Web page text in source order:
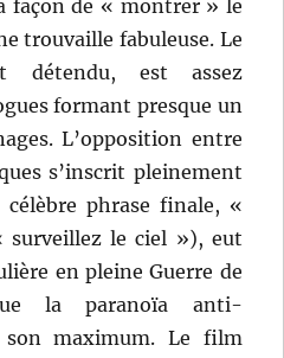
façon de « montrer » le
trouvaille fabuleuse. Le
détendu, est assez
formant presque un
L’opposition entre
s’inscrit pleinement
célèbre phrase finale, «
surveillez le ciel »), eut
en pleine Guerre de
la paranoïa anti-
maximum. Le film